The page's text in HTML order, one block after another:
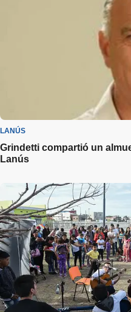
LANÚS
Grindetti compartió un
Lanús